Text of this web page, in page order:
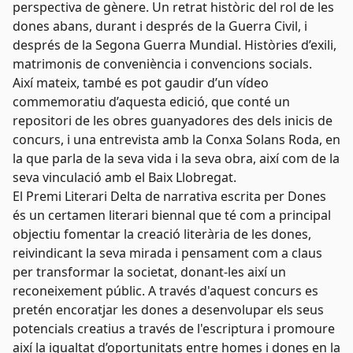
perspectiva de gènere. Un retrat històric del rol de les
dones abans, durant i després de la Guerra Civil, i
després de la Segona Guerra Mundial. Històries d’exili,
matrimonis de conveniència i convencions socials.
Així mateix, també es pot gaudir d’un vídeo
commemoratiu d’aquesta edició, que conté un
repositori de les obres guanyadores des dels inicis de
concurs, i una entrevista amb la Conxa Solans Roda, en
la que parla de la seva vida i la seva obra, així com de la
seva vinculació amb el Baix Llobregat.
El Premi Literari Delta de narrativa escrita per Dones
és un certamen literari biennal que té com a principal
objectiu fomentar la creació literària de les dones,
reivindicant la seva mirada i pensament com a claus
per transformar la societat, donant-les així un
reconeixement públic. A través d'aquest concurs es
pretén encoratjar les dones a desenvolupar els seus
potencials creatius a través de l'escriptura i promoure
així la igualtat d’oportunitats entre homes i dones en la